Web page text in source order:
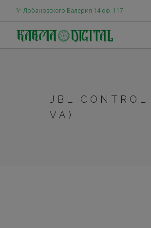
Лобановского Валерия 14 оф. 117
JBL
VA)